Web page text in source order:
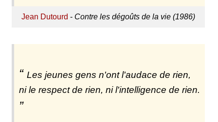
Jean Dutourd - Contre les dégoûts de la vie (1986)
Les jeunes gens n'ont l'audace de rien,
ni le respect de rien, ni l'intelligence de rien.